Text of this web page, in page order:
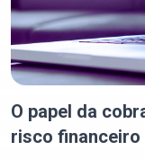
O papel da
risco